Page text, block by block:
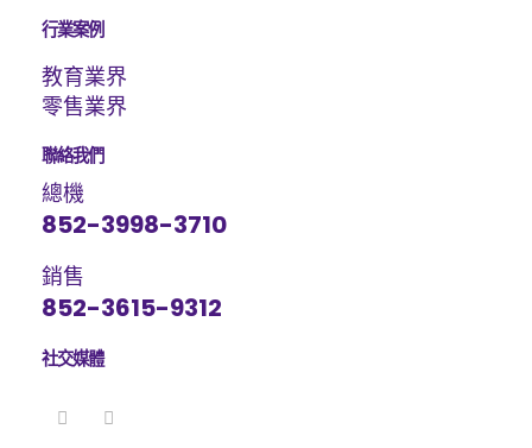
行業案例
教育業界
零售業界
聯絡我們
總機
852-3998-3710
銷售
852-3615-9312
社交媒體